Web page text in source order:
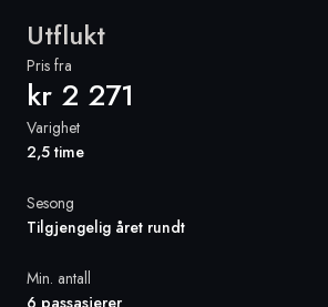
NorgeFrankrike
Utflukt
Pris fra
kr 2 271
Varighet
2,5 time
Sesong
Tilgjengelig året rundt
Min. antall
6 passasjerer